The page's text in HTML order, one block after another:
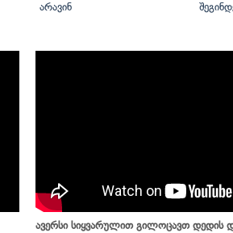
არავინ
ავერსი სიყვარულით გილოცავთ დედის